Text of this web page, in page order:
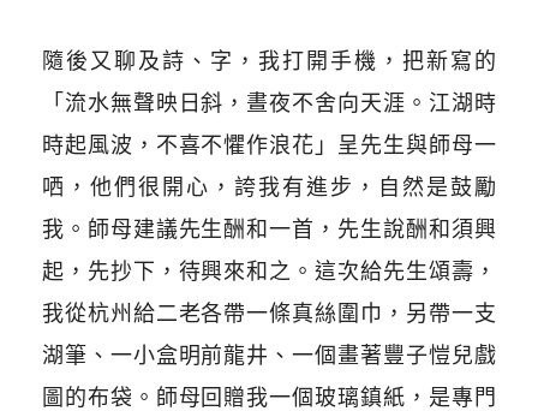
隨後又聊及詩、字，我打開手機，把新寫的
「流水無聲映日斜，晝夜不舍向天涯。江湖時
時起風波，不喜不懼作浪花」呈先生與師母一
哂，他們很開心，誇我有進步，自然是鼓勵
我。師母建議先生酬和一首，先生說酬和須興
起，先抄下，待興來和之。這次給先生頌壽，
我從杭州給二老各帶一條真絲圍巾，另帶一支
湖筆、一小盒明前龍井、一個畫著豐子愷兒戲
圖的布袋。師母回贈我一個玻璃鎮紙，是專門